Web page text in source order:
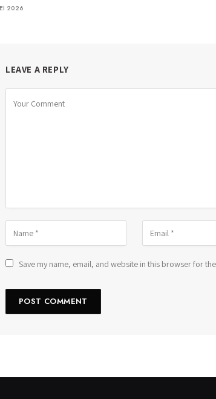
2026
LEAVE A REPLY
Save my name, email, and website in this browser for